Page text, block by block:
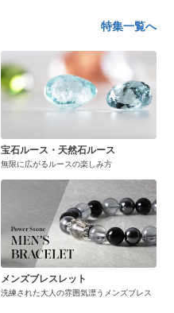
特集一覧へ
宝石ルース・天然石ルース
無限に広がるルースの楽しみ方
メンズブレスレット
洗練された大人の雰囲気漂うメンズブレス